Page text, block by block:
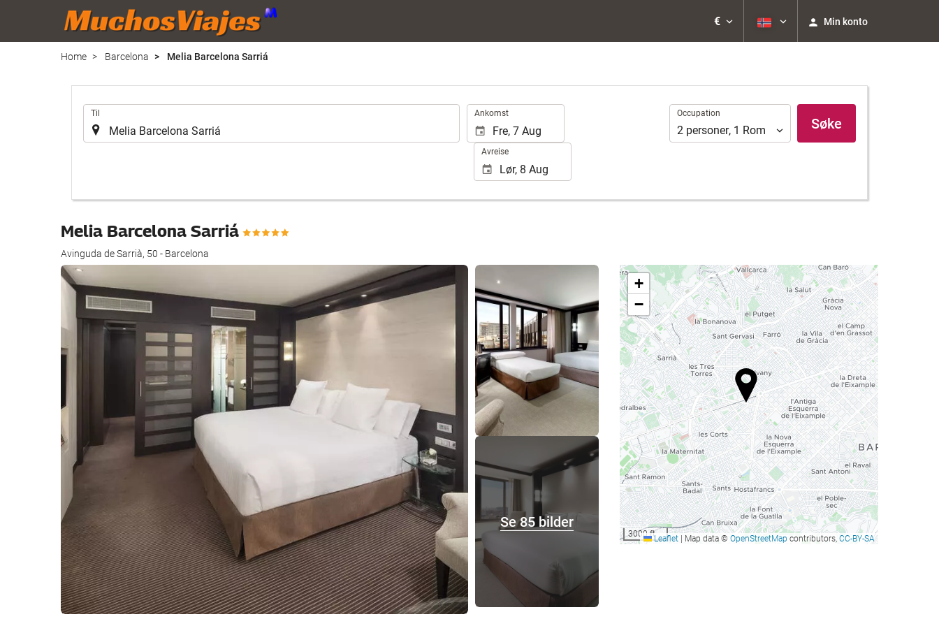
€ Min konto
Home Barcelona Melia Barcelona Sarriá
Til Ankomst
Avreise
Occupation
Occupation
2 personer, 1 Rom Søke
Melia Barcelona Sarriá
Avinguda de Sarrià, 50 - Barcelona
Se 85 bilder
+
−
3000 ftLeaflet Map data © OpenStreetMap contributors, CC-BY-SA